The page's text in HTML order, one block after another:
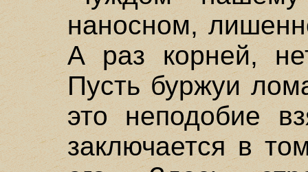
наносном,
А раз корней,
Пусть буржуи
это неподобие
заключается в